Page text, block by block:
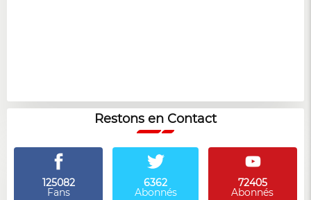
Restons en Contact
125082
Fans
6362
Abonnés
72405
Abonnés